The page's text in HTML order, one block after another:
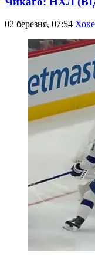
02 березня, 07:54